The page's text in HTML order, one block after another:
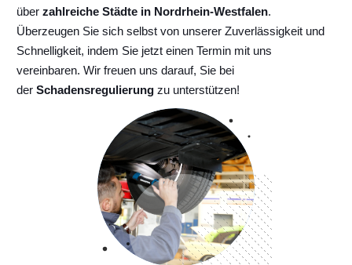
über zahlreiche Städte in Nordrhein-Westfalen.
Überzeugen Sie sich selbst von unserer Zuverlässigkeit und
Schnelligkeit, indem Sie jetzt einen Termin mit uns
vereinbaren. Wir freuen uns darauf, Sie bei
der Schadensregulierung zu unterstützen!